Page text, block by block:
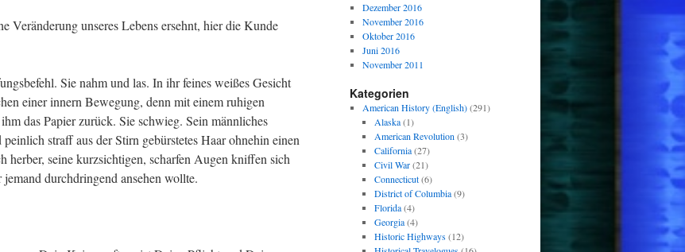
Veränderung unseres Lebens ersehnt, hier die Kunde
Sie nahm und las. In ihr feines weißes Gesicht
einer innern Bewegung, denn mit einem ruhigen
das Papier zurück. Sie schwieg. Sein männliches
straff aus der Stirn gebürstetes Haar ohnehin einen
herber, seine kurzsichtigen, scharfen Augen kniffen sich
durchdringend ansehen wollte.
Dezember 2016
November 2016
Oktober 2016
Juni 2016
November 2011
Kategorien
American History (English)(291)
Alaska(1)
American Revolution (3)
California(27)
Civil War(21)
Connecticut(6)
District of Columbia(9)
Florida(4)
Georgia(4)
Historic Highways(12)